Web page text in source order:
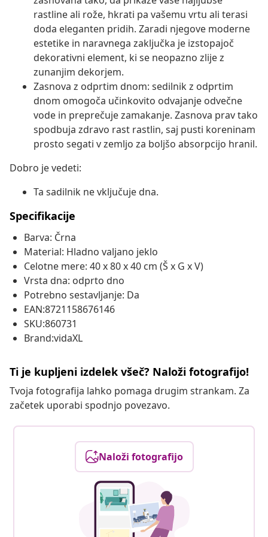
rastline ali rože, hkrati pa vašemu vrtu ali terasi
doda eleganten pridih. Zaradi njegove moderne
estetike in naravnega zaključka je izstopajoč
dekorativni element, ki se neopazno zlije z
zunanjim dekorjem.
Zasnova z odprtim dnom: sedilnik z odprtim
dnom omogoča učinkovito odvajanje odvečne
vode in preprečuje zamakanje. Zasnova prav tako
spodbuja zdravo rast rastlin, saj pusti koreninam
prosto segati v zemljo za boljšo absorpcijo hranil.
Dobro je vedeti:
Ta sadilnik ne vključuje dna.
Specifikacije
Barva: Črna
Material: Hladno valjano jeklo
Celotne mere: 40 x 80 x 40 cm (Š x G x V)
Vrsta dna: odprto dno
Potrebno sestavljanje: Da
EAN:8721158676146
SKU:860731
Brand:vidaXL
Ti je kupljeni izdelek všeč? Naloži fotografijo!
Tvoja fotografija lahko pomaga drugim strankam. Za
začetek uporabi spodnjo povezavo.
Naloži fotografijo